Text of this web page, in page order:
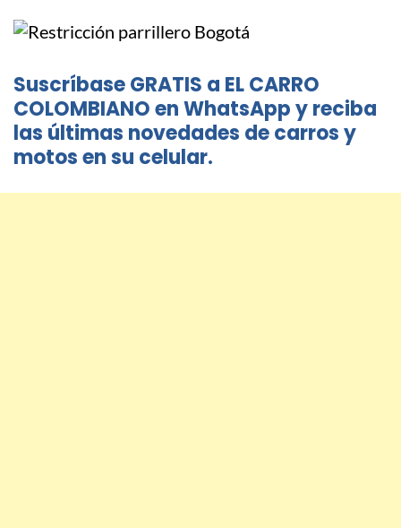
Suscríbase GRATIS a EL CARRO
COLOMBIANO en WhatsApp y reciba
las últimas novedades de carros y
motos en su celular.